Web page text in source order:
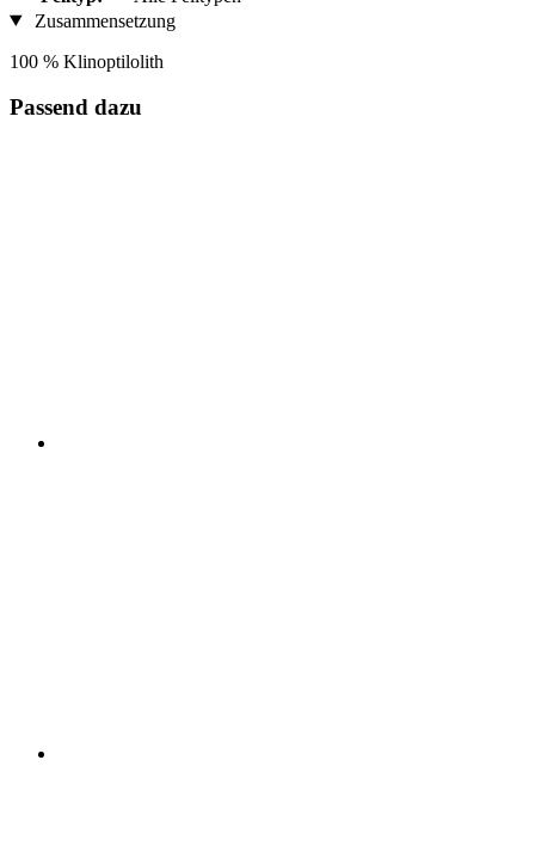
Zusammensetzung
100 % Klinoptilolith
Passend dazu